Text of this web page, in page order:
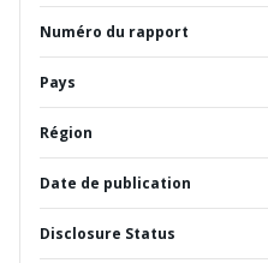
Numéro du rapport
Pays
Région
Date de publication
Disclosure Status